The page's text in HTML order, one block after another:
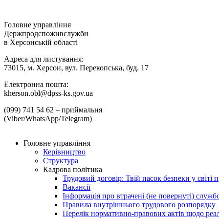
Головне управління
Держпродспоживслужби
в Херсонській області
Адреса для листування:
73015, м. Херсон, вул. Перекопська, буд. 17
Електронна пошта:
kherson.obl@dpss-ks.gov.ua
(099) 741 54 62 – приймальня
(Viber/WhatsApp/Telegram)
Головне управління
Керівництво
Структура
Кадрова політика
Трудовий договір: Твій пасок безпеки у світі
Вакансії
Інформація про втрачені (не повернуті)
Правила внутрішнього трудового розпорядку
Перелік нормативно-правових актів щодо